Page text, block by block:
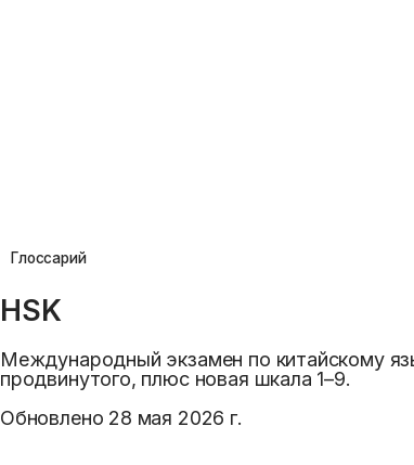
Глоссарий
HSK
Международный экзамен по китайскому
продвинутого, плюс новая шкала 1–9.
Обновлено 28 мая 2026 г.